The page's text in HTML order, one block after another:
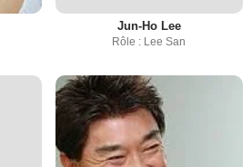
Jun-Ho Lee
Rôle : Lee San